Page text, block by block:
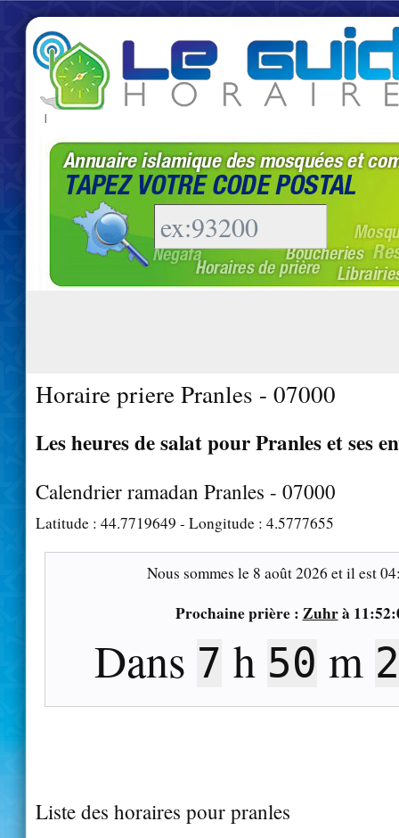
|
Horaire priere Pranles - 07000
Les heures de salat pour Pranles et ses
Calendrier ramadan Pranles - 07000
Latitude : 44.7719649 - Longitude : 4.5777655
Nous sommes le 8 août 2026 et il est
Prochaine prière : Zuhrà
Dans 7 h 50 m
Liste des horaires pour pranles